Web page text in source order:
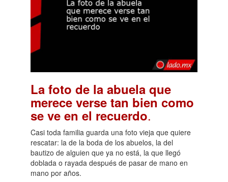
La foto de la abuela que
merece verse tan bien como
se ve en el recuerdo.
Casi toda familia guarda una foto vieja que quiere
rescatar: la de la boda de los abuelos, la del
bautizo de alguien que ya no está, la que llegó
doblada o rayada después de pasar de mano en
mano por años.